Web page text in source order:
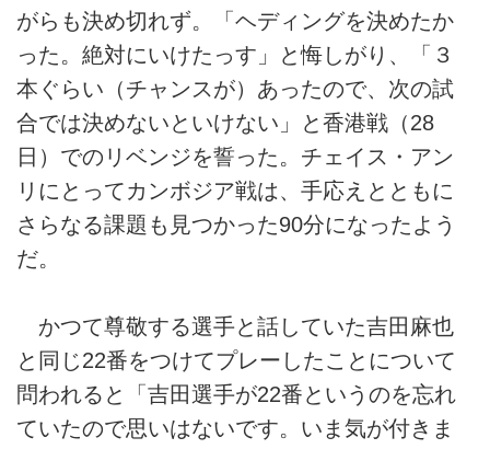
がらも決め切れず。「ヘディングを決めたか
った。絶対にいけたっす」と悔しがり、「３
本ぐらい（チャンスが）あったので、次の試
合では決めないといけない」と香港戦（28
日）でのリベンジを誓った。チェイス・アン
リにとってカンボジア戦は、手応えとともに
さらなる課題も見つかった90分になったよう
だ。
かつて尊敬する選手と話していた吉田麻也
と同じ22番をつけてプレーしたことについて
問われると「吉田選手が22番というのを忘れ
ていたので思いはないです。いま気が付きま